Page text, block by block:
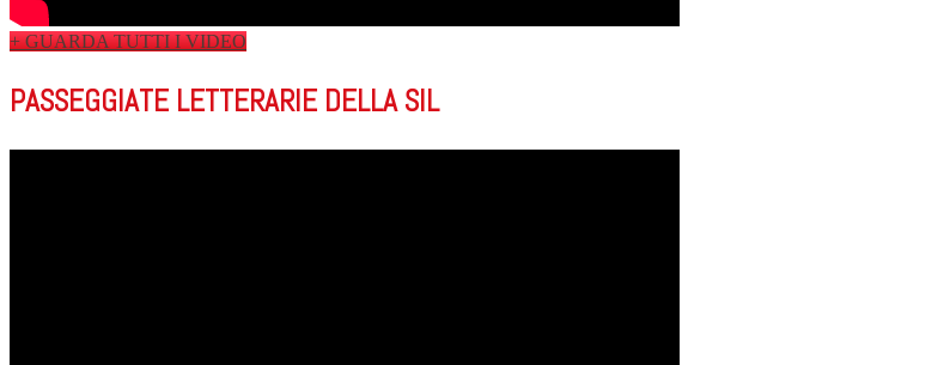
+ GUARDA TUTTI I VIDEO
PASSEGGIATE LETTERARIE DELLA SIL